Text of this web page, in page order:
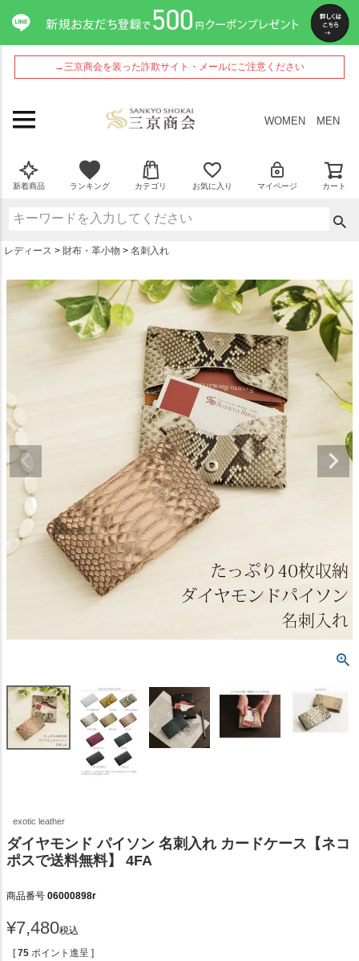
→三京商会を装った詐欺サイト・メールにご注意ください
WOMEN MEN
新着商品 ランキング カテゴリ お気に入り マイページ カート
レディース 財布・革小物 名刺入れ
exotic leather
ダイヤモンド パイソン 名刺入れ カードケース【ネコ
ポスで送料無料】 4FA
商品番号 06000898r
¥7,480税込
[ 75 ポイント進呈 ]
ペー
ジト
ップ
へ